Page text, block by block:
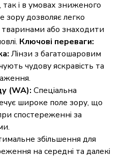
і в умовах зниженого
зору дозволяє легко
тваринами або знаходити
Ключові переваги:
Лінзи з багатошаровим
чудову яскравість та
(WA): Спеціальна
широке поле зору, що
спостереженні за
збільшення для
на середні та далекі